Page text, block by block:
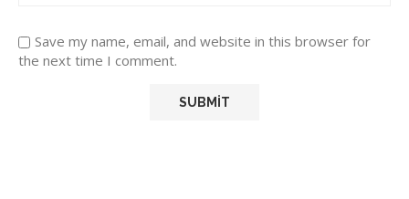
Save my name, email, and website in this browser for
the next time I comment.